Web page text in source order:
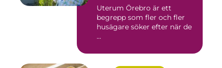
Uterum Örebro är ett
begrepp som fler och fler
husägare söker efter när de
...